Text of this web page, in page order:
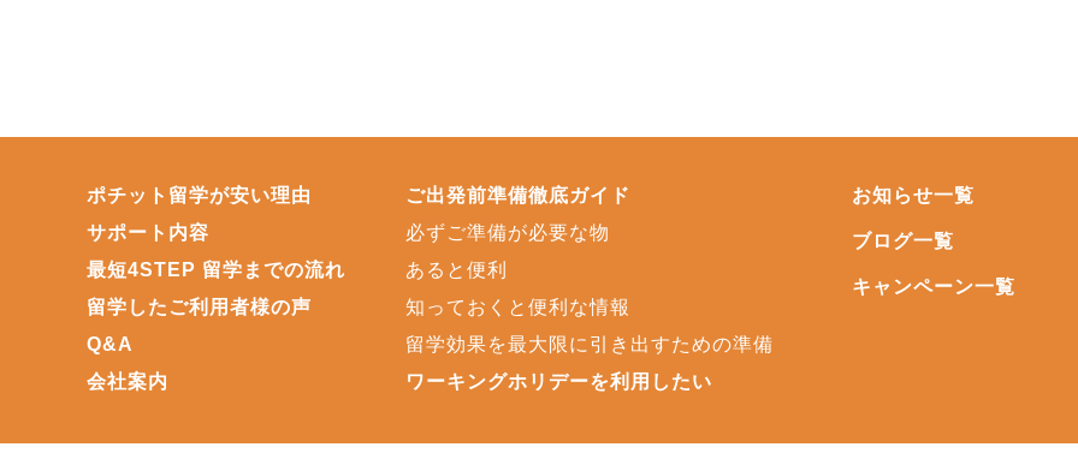
ポチット留学が安い理由
サポート内容
最短4STEP 留学までの流れ
留学したご利用者様の声
Q&A
会社案内
ご出発前準備徹底ガイド
必ずご準備が必要な物
あると便利
知っておくと便利な情報
留学効果を最大限に引き出すための準備
ワーキングホリデーを利用したい
お知らせ一覧
ブログ一覧
キャンペーン一覧